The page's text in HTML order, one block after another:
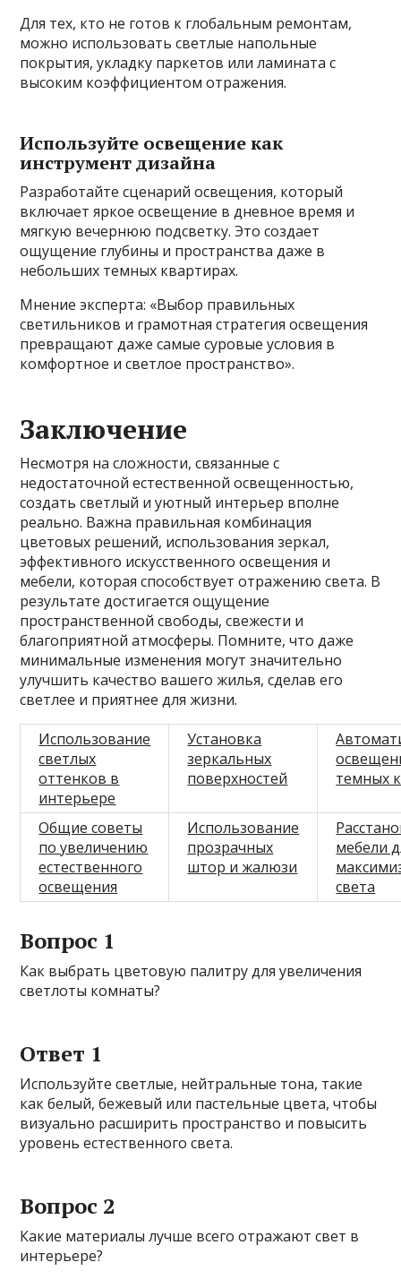
Для тех, кто не готов к глобальным ремонтам,
можно использовать светлые напольные
покрытия, укладку паркетов или ламината с
высоким коэффициентом отражения.
Используйте освещение как
инструмент дизайна
Разработайте сценарий освещения, который
включает яркое освещение в дневное время и
мягкую вечернюю подсветку. Это создает
ощущение глубины и пространства даже в
небольших темных квартирах.
Мнение эксперта: «Выбор правильных
светильников и грамотная стратегия освещения
превращают даже самые суровые условия в
комфортное и светлое пространство».
Заключение
Несмотря на сложности, связанные с
недостаточной естественной освещенностью,
создать светлый и уютный интерьер вполне
реально. Важна правильная комбинация
цветовых решений, использования зеркал,
эффективного искусственного освещения и
мебели, которая способствует отражению света. В
результате достигается ощущение
пространственной свободы, свежести и
благоприятной атмосферы. Помните, что даже
минимальные изменения могут значительно
улучшить качество вашего жилья, сделав его
светлее и приятнее для жизни.
Использование
светлых
оттенков в
интерьере
Установка
зеркальных
поверхностей
темных
Общие советы
по увеличению
естественного
освещения
Использование
прозрачных
штор и жалюзи
мебели
света
Вопрос 1
Как выбрать цветовую палитру для увеличения
светлоты комнаты?
Ответ 1
Используйте светлые, нейтральные тона, такие
как белый, бежевый или пастельные цвета, чтобы
визуально расширить пространство и повысить
уровень естественного света.
Вопрос 2
Какие материалы лучше всего отражают свет в
интерьере?